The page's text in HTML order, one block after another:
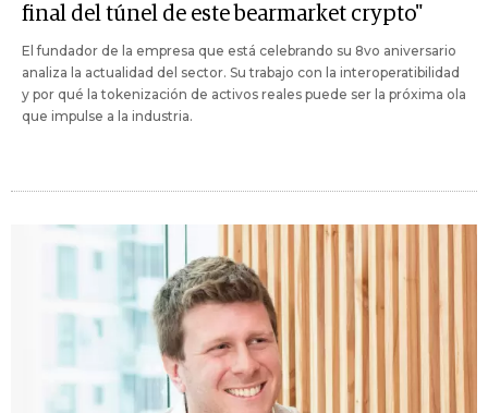
final del túnel de este bearmarket crypto"
El fundador de la empresa que está celebrando su 8vo aniversario
analiza la actualidad del sector. Su trabajo con la interoperatibilidad
y por qué la tokenización de activos reales puede ser la próxima ola
que impulse a la industria.